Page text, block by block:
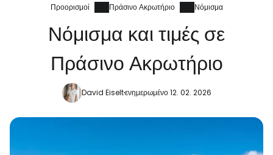
Προορισμοί Πράσινο Ακρωτήριο Νόμισμα
Νόμισμα και τιμές σε
Πράσινο Ακρωτήριο
David Eiseltενημερωμένο 12. 02. 2026
... η παγκόσμια ταξιδιωτική κοινότητα
Συνεχίστε με την Google
Συνεχίστε με το Facebook